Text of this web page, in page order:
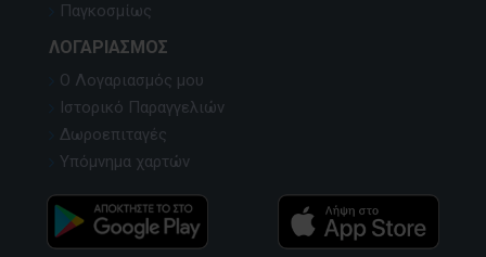
Παγκοσμίως
ΛΟΓΑΡΙΑΣΜΌΣ
Ο Λογαριασμός μου
Ιστορικό Παραγγελιών
Δωροεπιταγές
Υπόμνημα χαρτών